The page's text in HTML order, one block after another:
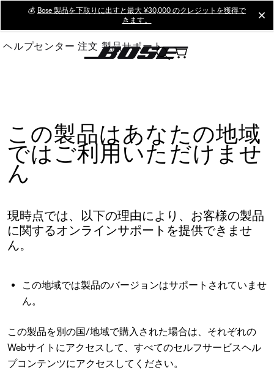
Main
💰 Bose 製品を下取りに出すと最大 ¥30,000 のクレジットを獲得で
きます。
ヘルプセンター 注文 製品サポート
この製品はあなたの地域
ではご利用いただけませ
ん
現時点では、以下の理由により、お客様の製品
に関するオンラインサポートを提供できませ
ん。
この地域では製品のバージョンはサポートされていませ
ん。
この製品を別の国/地域で購入された場合は、それぞれの
Webサイトにアクセスして、すべてのセルフサービスヘル
プコンテンツにアクセスしてください。